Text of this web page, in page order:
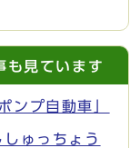
も見ています
ンプ自動車」
ゅっちょう